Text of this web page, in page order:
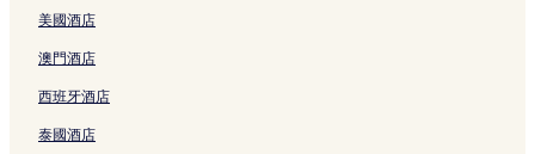
W28戰爭遊戲中心附近的酒店
米埔自然護理區附近的親子酒店
米埔自然護理區 4 星級酒店
屏山鄧族文物館附近的酒店
美國酒店
澳門酒店
西班牙酒店
泰國酒店